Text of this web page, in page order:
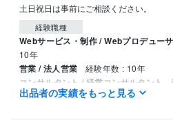
土日祝日は事前にご相談ください。
経験職種
Webサービス・制作 / Webプロデュー
10年
営業 / 法人営業 経験年数 : 10年
コンサルタント / 経営コンサルタント
CSS:10年HTML:10年JavaScript:5年
出品者の実績をもっと見る